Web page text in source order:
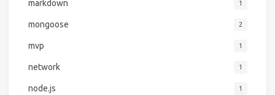
markdown 1
mongoose 2
mvp 1
network 1
node.js 1